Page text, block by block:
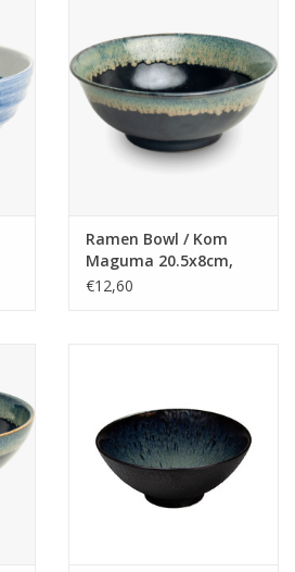
Ramen Bowl / Kom
Maguma 20.5x8cm,
porcelain, Japan
€12,60